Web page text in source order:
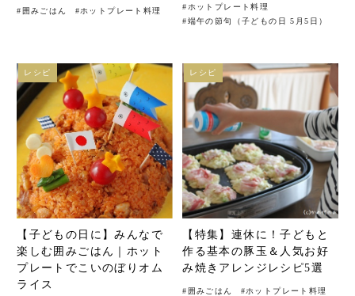
# 囲みごはん #ホットプレート料理 # ホットプレート料理
#端午の節句（子どもの日 5月5日）
【子どもの日に】みんなで
楽しむ囲みごはん｜ホット
プレートでこいのぼりオム
ライス
レシピ
【特集】連休に！子どもと
作る基本の豚玉＆人気お好
み焼きアレンジレシピ5選
# 囲みごはん #ホットプレート料理
レシピ